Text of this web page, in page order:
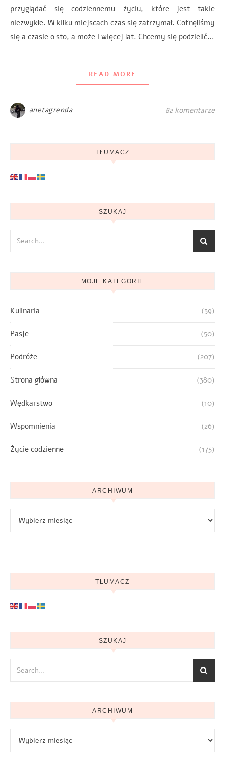
przyglądać się codziennemu życiu, które jest takie
niezwykłe. W kilku miejscach czas się zatrzymał. Cofnęliśmy
się a czasie o sto, a może i więcej lat. Chcemy się podzielić…
READ MORE
anetagrenda 82 komentarze
TŁUMACZ
SZUKAJ
MOJE KATEGORIE
Kulinaria (39)
Pasje (50)
Podróże (207)
Strona główna (380)
Wędkarstwo (10)
Wspomnienia (26)
Życie codzienne (175)
ARCHIWUM
TŁUMACZ
SZUKAJ
ARCHIWUM